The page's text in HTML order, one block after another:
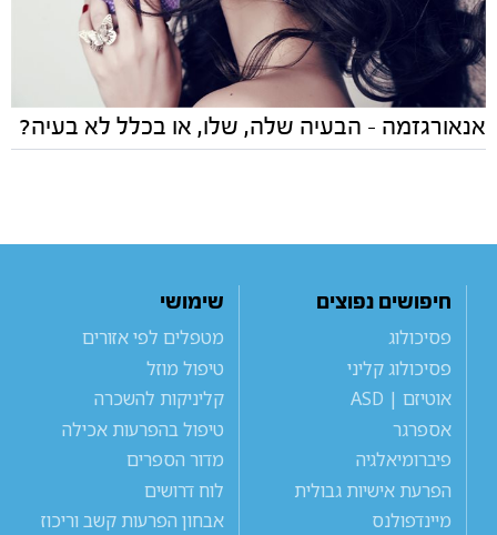
אנאורגזמה - הבעיה שלה, שלו, או בכלל לא בעיה?
חיפושים נפוצים
פסיכולוג
פסיכולוג קליני
אוטיזם | ASD
אספרגר
פיברומיאלגיה
הפרעת אישיות גבולית
מיינדפולנס
שימושי
מטפלים לפי אזורים
טיפול מוזל
קליניקות להשכרה
טיפול בהפרעות אכילה
מדור הספרים
לוח דרושים
אבחון הפרעות קשב וריכוז